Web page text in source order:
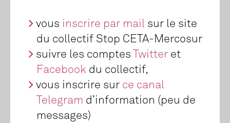
vous inscrire par mail sur le site
du collectif Stop CETA-Mercosur
suivre les comptes Twitter et
Facebook du collectif,
vous inscrire sur ce canal
Telegram d’information (peu de
messages)